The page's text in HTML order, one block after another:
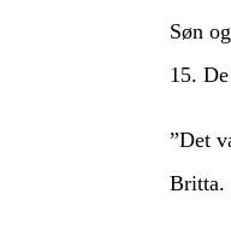
Søn
15.
”Det
Britta.